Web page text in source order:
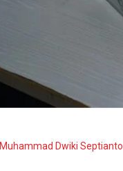
Muhammad Dwiki Septianto